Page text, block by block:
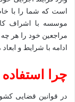
است که شما را با
موسسه با اشراف
مراجعین خود را هر چه
ادامه با شرایط و
​چرا
در قوانین قضایی